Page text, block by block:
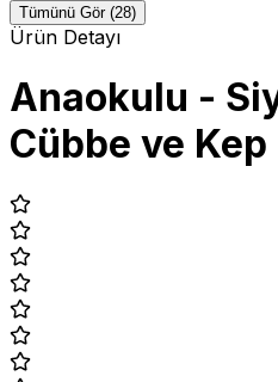
Tümünü Gör (28)
Ürün Detayı
Anaokulu -
Cübbe ve Kep